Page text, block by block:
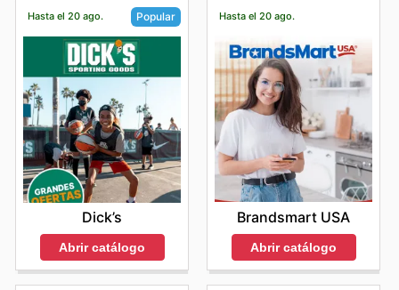
Hasta el 20 ago. Popular
Dick’s
Abrir catálogo
Hasta el 20 ago.
Brandsmart USA
Abrir catálogo